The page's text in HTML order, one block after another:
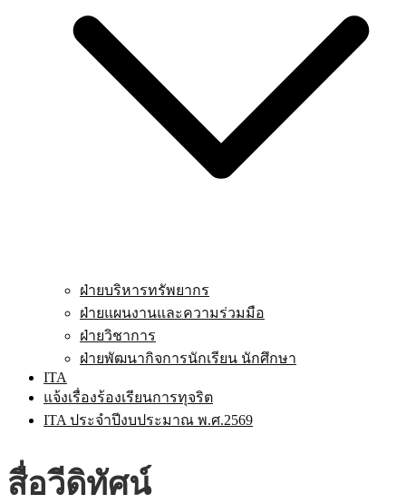
ฝ่ายบริหารทรัพยากร
ฝ่ายแผนงานและความร่วมมือ
ฝ่ายวิชาการ
ฝ่ายพัฒนากิจการนักเรียน นักศึกษา
ITA
แจ้งเรื่องร้องเรียนการทุจริต
ITA ประจำปีงบประมาณ พ.ศ.2569
สื่อวีดิทัศน์